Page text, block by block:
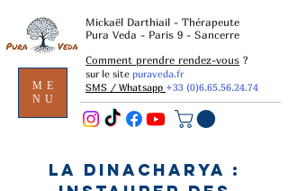
ME
NU
Mickaël Darthiail - Thérapeute
Pura Veda - Paris 9 - Sancerre
Comment prendre rendez-vous ?
sur le site puraveda.fr
SMS / Whatsapp +33 (0)6.65.56.24.74
La Dinacharya :